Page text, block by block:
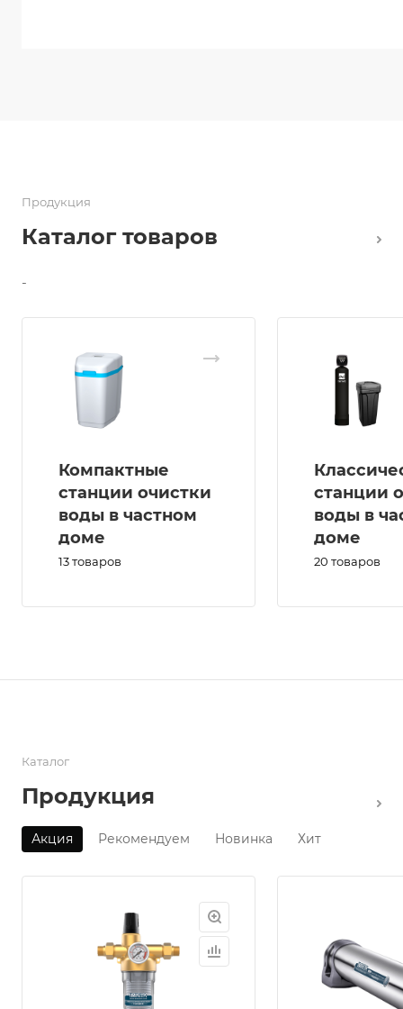
Продукция
Каталог товаров
-
Компактные
станции очистки
воды в частном
доме
13 товаров
станции
воды в
доме
20 товаров
Каталог
Продукция
Акция Рекомендуем Новинка Хит